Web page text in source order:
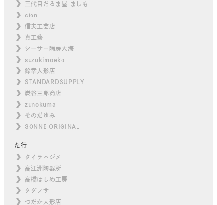
三代目だるま屋 ましも
cion
信夫工芸店
真工藝
シーサー陶房大海
suzukimoeko
鈴幸人形店
STANDARDSUPPLY
炭谷三郎商店
zunokuma
そのだゆみ
SONNE ORIGINAL
た行
タイラハジメ
高江洲陶器所
高橋はしめ工房
タダフサ
つだか人形店